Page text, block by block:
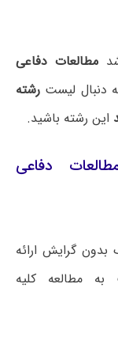
مطالعات دفاعی
دنبال لیسترشته
این رشته باشید.
دفاعی
بدون گرایش ارائه
مطالعه کلیه